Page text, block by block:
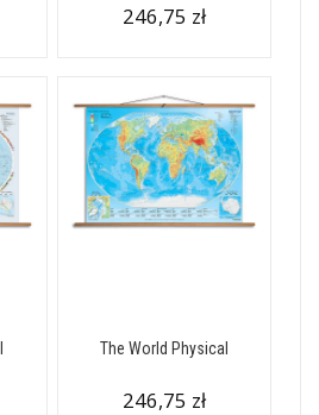
246,75 zł
The World Physical
246,75 zł